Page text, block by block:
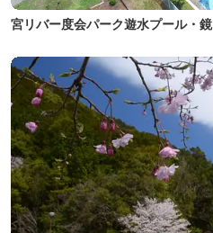
宮リバー度会パーク遊水プール・鏡